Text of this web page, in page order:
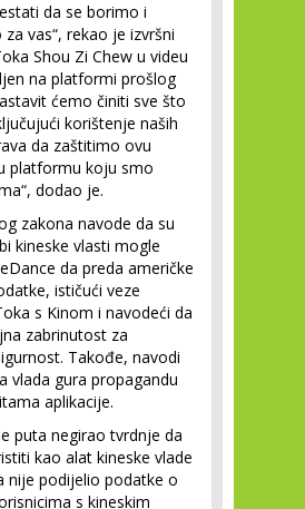
da se borimo i
vas“, rekao je izvršni
Shou Zi Chew u videu
na platformi prošlog
ćemo činiti sve što
korištenje naših
da zaštitimo ovu
platformu koju smo
dodao je.
zakona navode da su
kineske vlasti mogle
da preda američke
ističući veze
s Kinom i navodeći da
zabrinutost za
Takođe, navodi
vlada gura propagandu
aplikacije.
puta negirao tvrdnje da
kao alat kineske vlade
nije podijelio podatke o
s kineskim